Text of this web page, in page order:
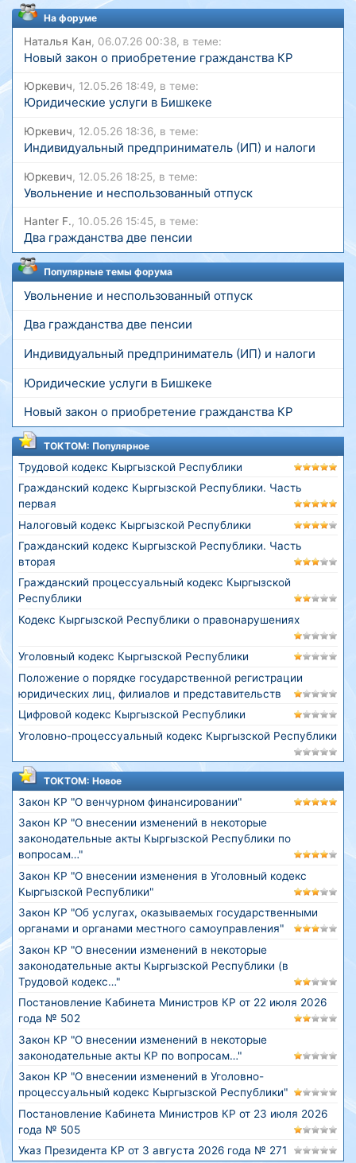
На форуме
Наталья Кан, 06.07.26 00:38, в теме:
Новый закон о приобретение гражданства КР
Юркевич, 12.05.26 18:49, в теме:
Юридические услуги в Бишкеке
Юркевич, 12.05.26 18:36, в теме:
Индивидуальный предприниматель (ИП) и налоги
Юркевич, 12.05.26 18:25, в теме:
Увольнение и неспользованный отпуск
Hanter F., 10.05.26 15:45, в теме:
Два гражданства две пенсии
Популярные темы форума
Увольнение и неспользованный отпуск
Два гражданства две пенсии
Индивидуальный предприниматель (ИП) и налоги
Юридические услуги в Бишкеке
Новый закон о приобретение гражданства КР
ТОКТОМ: Популярное
Трудовой кодекс Кыргызской Республики
Гражданский кодекс Кыргызской Республики. Часть
первая
Налоговый кодекс Кыргызской Республики
Гражданский кодекс Кыргызской Республики. Часть
вторая
Гражданский процессуальный кодекс Кыргызской
Республики
Кодекс Кыргызской Республики о правонарушениях
Уголовный кодекс Кыргызской Республики
Положение о порядке государственной регистрации
юридических лиц, филиалов и представительств
Цифровой кодекс Кыргызской Республики
Уголовно-процессуальный кодекс Кыргызской Республики
ТОКТОМ: Новое
Закон КР "О венчурном финансировании"
Закон КР "О внесении изменений в некоторые
законодательные акты Кыргызской Республики по
вопросам…"
Закон КР "О внесении изменения в Уголовный кодекс
Кыргызской Республики"
Закон КР "Об услугах, оказываемых государственными
органами и органами местного самоуправления"
Закон КР "О внесении изменений в некоторые
законодательные акты Кыргызской Республики (в
Трудовой кодекс…"
Постановление Кабинета Министров КР от 22 июля 2026
года № 502
Закон КР "О внесении изменений в некоторые
законодательные акты КР по вопросам…"
Закон КР "О внесении изменений в Уголовно-
процессуальный кодекс Кыргызской Республики"
Постановление Кабинета Министров КР от 23 июля 2026
года № 505
Указ Президента КР от 3 августа 2026 года № 271